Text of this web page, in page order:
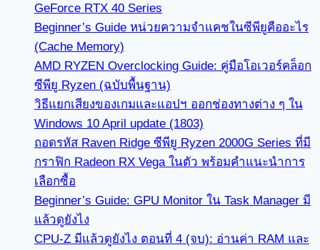
GeForce RTX 40 Series
Beginner’s Guide หน่วยความจำแคชในซีพียูคืออะไร
(Cache Memory)
AMD RYZEN Overclocking Guide: คู่มือโอเวอร์คล็อก
ซีพียู Ryzen (ฉบับพื้นฐาน)
วิธีแยกเสียงของเกมและแอปฯ ออกช่องทางต่าง ๆ ใน
Windows 10 April update (1803)
ถอดรหัส Raven Ridge ซีพียู Ryzen 2000G Series ที่มี
กราฟิก Radeon RX Vega ในตัว พร้อมคำแนะนำการ
เลือกซื้อ
Beginner’s Guide: GPU Monitor ใน Task Manager มี
แล้วดูยังไง
CPU-Z มีแล้วดูยังไง ตอนที่ 4 (จบ): อ่านค่า RAM และ